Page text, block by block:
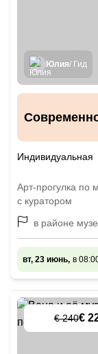
Юлия/ Гид
Индивидуальная
Арт-прогулка по
с куратором
в районе
вт, 23 июнь, в
€ 240€